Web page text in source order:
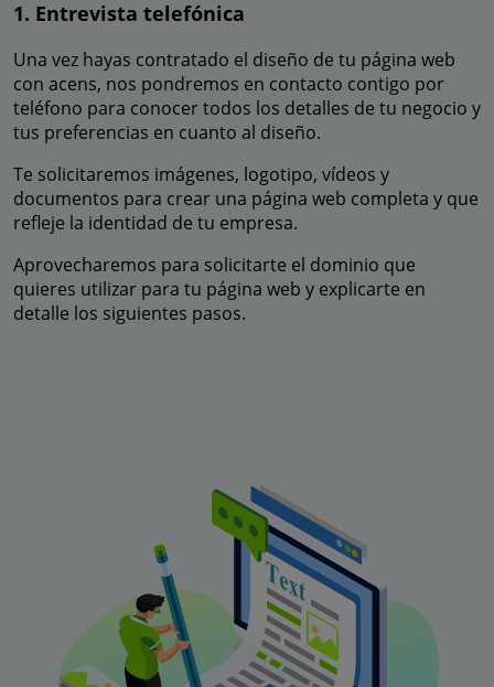
1. Entrevista telefónica
Una vez hayas contratado el diseño de tu página web
con acens, nos pondremos en contacto contigo por
teléfono para conocer todos los detalles de tu negocio y
tus preferencias en cuanto al diseño.
Te solicitaremos imágenes, logotipo, vídeos y
documentos para crear una página web completa y que
refleje la identidad de tu empresa.
Aprovecharemos para solicitarte el dominio que
quieres utilizar para tu página web y explicarte en
detalle los siguientes pasos.